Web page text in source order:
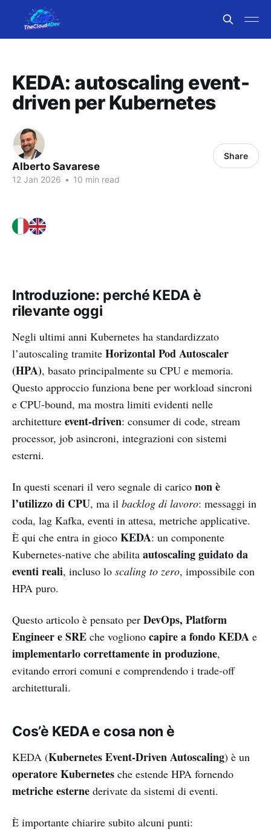
KEDA: autoscaling event-
driven per Kubernetes
Alberto Savarese
12 Jan 2026 • 10 min read
Share
Introduzione: perché KEDA è
rilevante oggi
Negli ultimi anni Kubernetes ha standardizzato
l’autoscaling tramite Horizontal Pod Autoscaler
(HPA), basato principalmente su CPU e memoria.
Questo approccio funziona bene per workload sincroni
e CPU-bound, ma mostra limiti evidenti nelle
architetture event-driven: consumer di code, stream
processor, job asincroni, integrazioni con sistemi
esterni.
In questi scenari il vero segnale di carico non è
l’utilizzo di CPU, ma il backlog di lavoro: messaggi in
coda, lag Kafka, eventi in attesa, metriche applicative.
È qui che entra in gioco KEDA: un componente
Kubernetes-native che abilita autoscaling guidato da
eventi reali, incluso lo scaling to zero, impossibile con
HPA puro.
Questo articolo è pensato per DevOps, Platform
Engineer e SRE che vogliono capire a fondo KEDA e
implementarlo correttamente in produzione,
evitando errori comuni e comprendendo i trade-off
architetturali.
Cos’è KEDA e cosa non è
KEDA (Kubernetes Event-Driven Autoscaling) è un
operatore Kubernetes che estende HPA fornendo
metriche esterne derivate da sistemi di eventi.
È importante chiarire subito alcuni punti: